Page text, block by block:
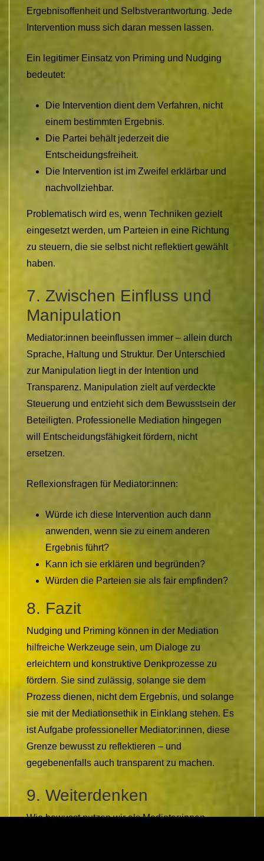
Ergebnisoffenheit und Selbstverantwortung. Jede
Intervention muss sich daran messen lassen.
Ein legitimer Einsatz von Priming und Nudging
bedeutet:
Die Intervention dient dem Verfahren, nicht
einem bestimmten Ergebnis.
Die Partei behält jederzeit die
Entscheidungsfreiheit.
Die Intervention ist im Zweifel erklärbar und
nachvollziehbar.
Problematisch wird es, wenn Techniken gezielt
eingesetzt werden, um Parteien in eine Richtung
zu steuern, die sie selbst nicht reflektiert gewählt
haben.
7. Zwischen Einfluss und
Manipulation
Mediator:innen beeinflussen immer – allein durch
Sprache, Haltung und Struktur. Der Unterschied
zur Manipulation liegt in der Intention und
Transparenz. Manipulation zielt auf verdeckte
Steuerung und entzieht sich dem Bewusstsein der
Beteiligten. Professionelle Mediation hingegen
will Entscheidungsfähigkeit fördern, nicht
ersetzen.
Reflexionsfragen für Mediator:innen:
Würde ich diese Intervention auch dann
anwenden, wenn sie zu einem anderen
Ergebnis führt?
Kann ich sie erklären und begründen?
Würden die Parteien sie als fair empfinden?
8. Fazit
Nudging und Priming können in der Mediation
hilfreiche Werkzeuge sein, um Dialoge zu
erleichtern und konstruktive Denkprozesse zu
fördern. Sie sind zulässig, solange sie dem
Prozess dienen, nicht dem Ergebnis, und solange
sie mit der Mediationsethik in Einklang stehen. Es
ist Aufgabe professioneller Mediator:innen, diese
Grenze bewusst zu reflektieren – und
gegebenenfalls auch transparent zu machen.
9. Weiterdenken
Wie bewusst nutzen wir als Mediator:innen